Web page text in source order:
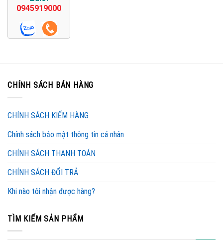
0945919000
CHÍNH SÁCH BÁN HÀNG
CHÍNH SÁCH KIỂM HÀNG
Chính sách bảo mật thông tin cá nhân
CHÍNH SÁCH THANH TOÁN
CHÍNH SÁCH ĐỔI TRẢ
Khi nào tôi nhận được hàng?
TÌM KIẾM SẢN PHẨM